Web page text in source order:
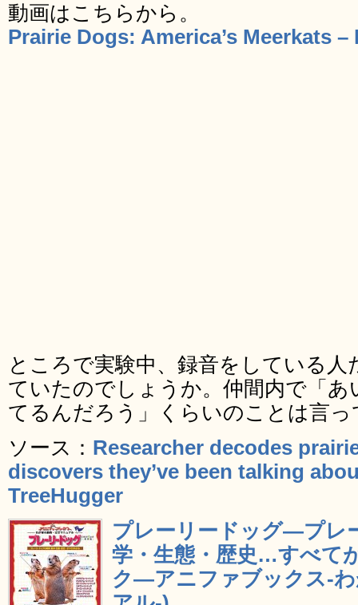
動画はこちらから。
Prairie Dogs: America’s Meerkats –
ところで実験中、録音をしている
ていたのでしょうか。仲間内で「
てるんだろう」くらいのことは言
ソース： Researcher decodes
discovers they’ve been talking
TreeHugger
プレーリードッグ―プレ
学・生態・歴史…すべて
ク―アニファブックス-